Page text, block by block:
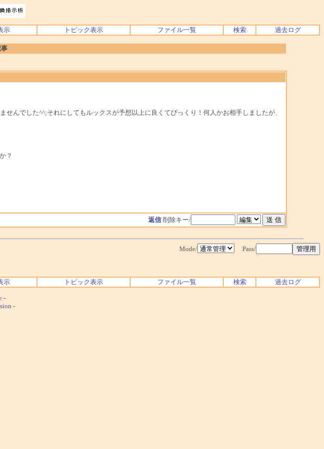
示 トピック表示 ファイル一覧 検索 過去ログ
んでした^^;それにしてもルックスが予想以上に良くてびっくり！何人かお相手しましたが、
？
返信 削除キー/
Mode/ Pass/
示 トピック表示 ファイル一覧 検索 過去ログ
-
-